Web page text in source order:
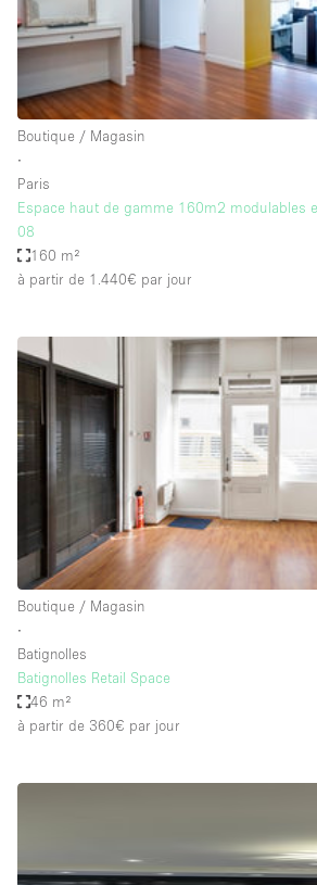
Salle
Salle de Conférence
Salle de Réunion
Salon / Festival
Studio Photo / Tournage
Accès aux handicapés
Animals Friendly
Cabines d'essayage
Chauffage
Concierge
Cuisine
Entrée Large
Espace Brut
Boutique / Magasin
∙
Paris
Espace haut de gamme 160m2 modulables
08
160 m²
à partir de 1.440€ par jour
Boutique / Magasin
∙
Batignolles
Batignolles Retail Space
46 m²
à partir de 360€ par jour